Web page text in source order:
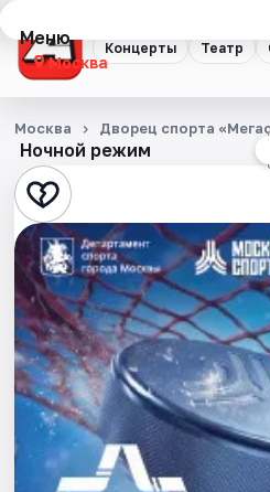
Концерты Театр
Меню
Москва
Концерты
Театр
Стендап
Выставки
Квесты
Экскурсии
Спорт
События
Ночной режим
Москва Дворец спорта